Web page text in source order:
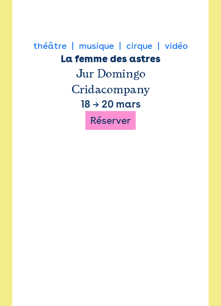
théâtre musique cirque vidéo
La femme des astres
Jur Domingo
Cridacompany
18 → 20 mars
Réserver